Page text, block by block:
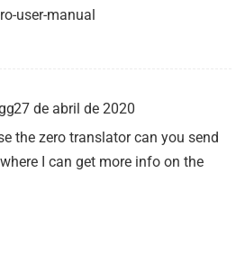
user-manual
27 de abril de 2020
the zero translator can you send
I can get more info on the